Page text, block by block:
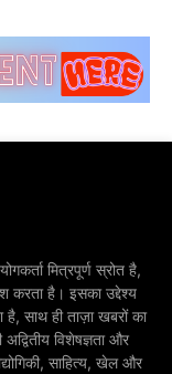
मित्रपूर्ण स्रोत है,
करता है। इसका उद्देश्य
है, साथ ही ताज़ा खबरों का
विशेषज्ञता और
साहित्य, खेल और